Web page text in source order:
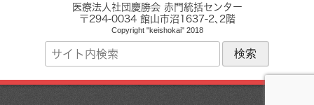
医療法人社団慶勝会 赤門統括センター
〒294-0034 館山市沼1637-2､2階
Copyright "keishokai" 2018
サ
ト
検